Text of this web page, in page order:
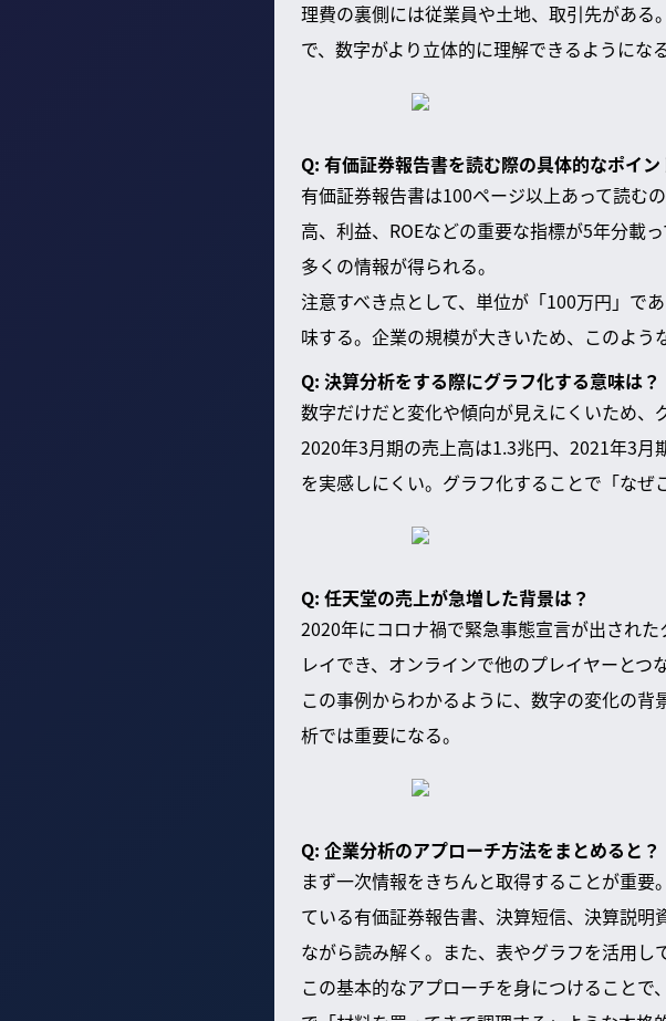
理費の裏側には従業員や土地、取引先があ
で、数字がより立体的に理解できるようになる
Q: 有価証券報告書を読む際の具体的なポイン
有価証券報告書は100ページ以上あって読む
高、利益、ROEなどの重要な指標が5年分載
多くの情報が得られる。
注意すべき点として、単位が「100万円」で
味する。企業の規模が大きいため、このよう
Q: 決算分析をする際にグラフ化する意味は？
数字だけだと変化や傾向が見えにくいため
2020年3月期の売上高は1.3兆円、2021年3
を実感しにくい。グラフ化することで「なぜ
Q: 任天堂の売上が急増した背景は？
2020年にコロナ禍で緊急事態宣言が出され
レイでき、オンラインで他のプレイヤーとつ
この事例からわかるように、数字の変化の
析では重要になる。
Q: 企業分析のアプローチ方法をまとめると？
まず一次情報をきちんと取得することが重
ている有価証券報告書、決算短信、決算説
ながら読み解く。また、表やグラフを活用し
この基本的なアプローチを身につけること